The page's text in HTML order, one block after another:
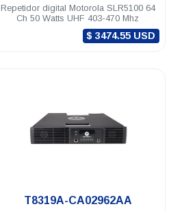
Repetidor digital Motorola SLR5100 64
Ch 50 Watts UHF 403-470 Mhz
$ 3474.55 USD
T8319A-CA02962AA